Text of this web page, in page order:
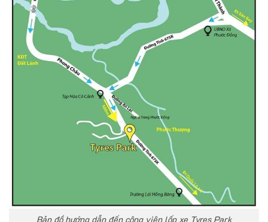
Bản đồ hướng dẫn đến công viên lốp xe Tyres Park